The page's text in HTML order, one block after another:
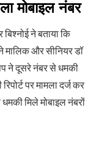
मोबाइल नंबर
ने बताया कि
मालिक और सीनियर डॉ
ने दूसरे नंबर से धमकी
पर मामला दर्ज कर
मिले मोबाइल नंबरों